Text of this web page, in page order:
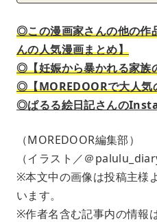
◎この漫画家さんの他の作
んの人気漫画まとめ】
◎【妊娠から暴かれる家族
◎【MOREDOORで大人気
◎ぱるる絵日記さんの
（MOREDOOR編集部）
（イラスト／＠
※本文中の画像は投稿主様
います。
※作者名含む記事内の情報